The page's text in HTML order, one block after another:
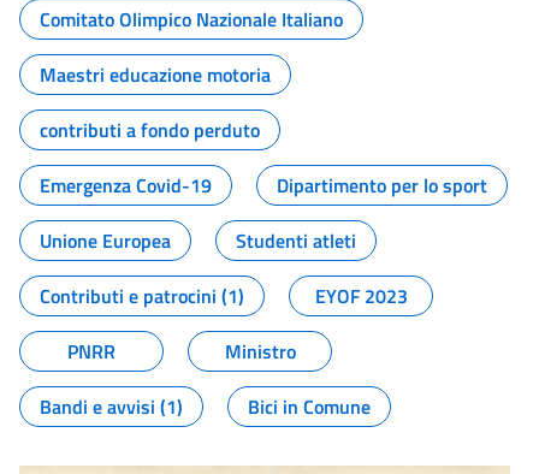
Comitato Olimpico Nazionale Italiano
Maestri educazione motoria
contributi a fondo perduto
Emergenza Covid-19
Dipartimento per lo sport
Unione Europea
Studenti atleti
Contributi e patrocini (1)
EYOF 2023
PNRR
Ministro
Bandi e avvisi (1)
Bici in Comune